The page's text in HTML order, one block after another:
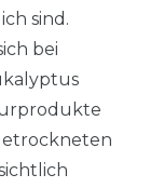
sind.
bei